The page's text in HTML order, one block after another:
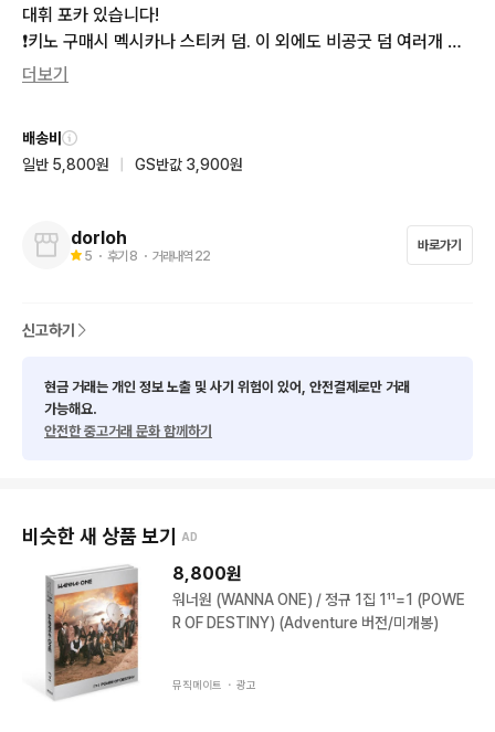
대휘 포카 있습니다!
❗️키노 구매시 멕시카나 스티커 덤. 이 외에도 비공굿 덤 여러개 챙
겨드립니다🥰
➡️워너원 굿즈 다른 것도 판매중이니 괜찮으시면 한 번 둘러봐주
➡️결제 하시면 보통 당일 or 다음 날 발송 해드리구요 늦어도 3일
더보기
배송비
일반 5,800원
GS반값 3,900원
dorloh
5 ・ 후기 8 ・ 거래내역 22
바로가기
신고하기
현금 거래는 개인 정보 노출 및 사기 위험이 있어, 안전결제로만 거래
가능해요.
안전한 중고거래 문화 함께하기
비슷한 새 상품 보기 AD
8,800원
워너원 (WANNA ONE) / 정규 1집 1¹¹=1 (POWE
R OF DESTINY) (Adventure 버전/미개봉)
뮤직메이트 ・ 광고